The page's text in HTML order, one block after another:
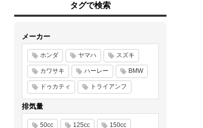
タグで検索
メーカー
ホンダ ヤマハ スズキ
カワサキ ハーレー BMW
ドゥカティ トライアンフ
排気量
50cc 125cc 150cc